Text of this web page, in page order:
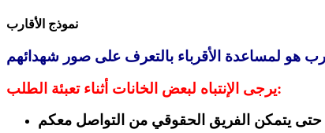
نموذج الأقارب
يرجى الإنتباه لبعض الخانات أثناء تعبئة الطلب: